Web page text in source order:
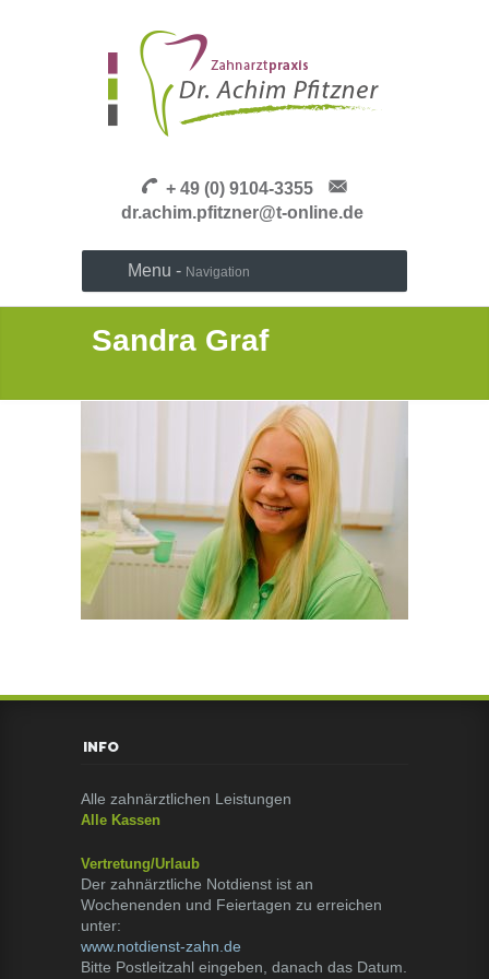
+ 49 (0) 9104-3355
dr.achim.pfitzner@t-online.de
Menu - Navigation
Sandra Graf
INFO
Alle zahnärztlichen Leistungen
Alle Kassen
Vertretung/Urlaub
Der zahnärztliche Notdienst ist an
Wochenenden und Feiertagen zu erreichen
unter:
www.notdienst-zahn.de
Bitte Postleitzahl eingeben, danach das Datum.